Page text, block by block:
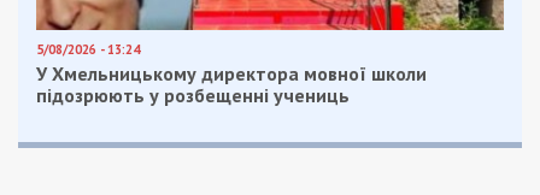
на митний пост “Чернівці”, де за них
сплачувалися занижені митні платежі.